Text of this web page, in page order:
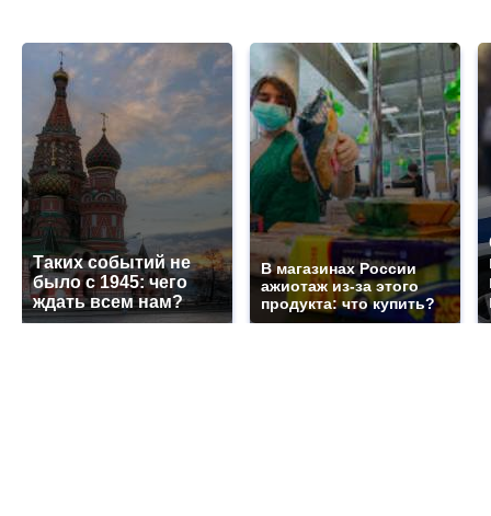
Таких событий не
было с 1945: чего
ждать всем нам?
В магазинах России
ажиотаж из-за этого
продукта: что купить?